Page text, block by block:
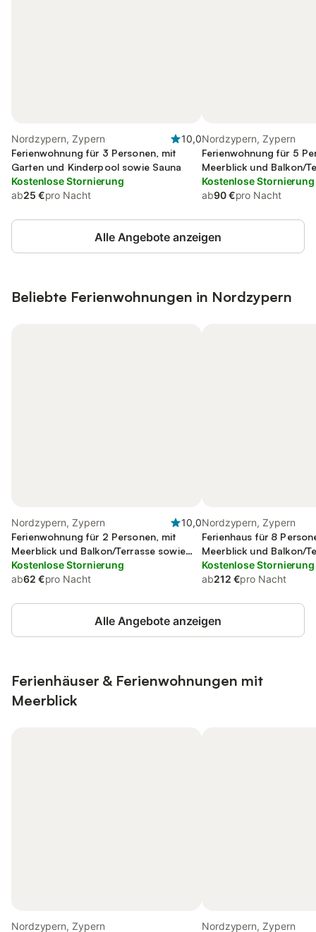
Nordzypern, Zypern
10,0
Ferienwohnung für 3 Personen, mit
Garten und Kinderpool sowie Sauna
Kostenlose Stornierung
ab25 €pro Nacht
Nordzypern, Zypern
Ferienwohnung für 5
Meerblick und Balkon/
Garten
Kostenlose Stornierung
ab90 €pro Nacht
Alle Angebote anzeigen
Beliebte Ferienwohnungen in Nordzypern
Nordzypern, Zypern
10,0
Ferienwohnung für 2 Personen, mit
Meerblick und Balkon/Terrasse sowie
Garten und Ausblick
Kostenlose Stornierung
ab62 €pro Nacht
Nordzypern, Zypern
Ferienhaus für 8
Meerblick und Balkon/
Garten und Ausblick
Kostenlose Stornierung
ab212 €pro Nacht
Alle Angebote anzeigen
Ferienhäuser & Ferienwohnungen mit
Meerblick
Nordzypern, Zypern
Nordzypern, Zypern